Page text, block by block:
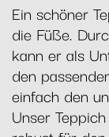
Ein schöner
die Füße.
kann er als
den
einfach den
Unser